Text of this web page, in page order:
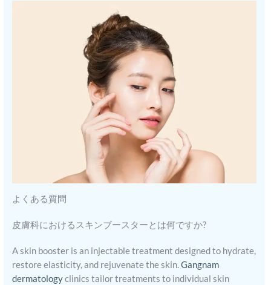
よくある質問
皮膚科におけるスキンブースターとは何ですか?
A skin booster is an injectable treatment designed to hydrate,
restore elasticity, and rejuvenate the skin.Gangnam
dermatologyclinics tailor treatments to individual skin